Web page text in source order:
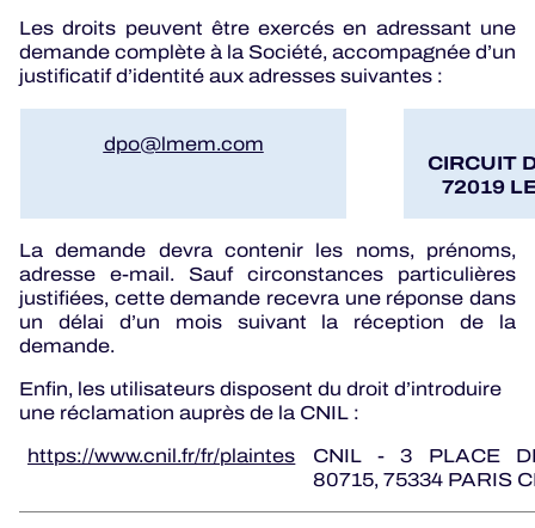
Les droits peuvent être exercés en adressant une
demande complète à la Société, accompagnée d’un
justificatif d’identité aux adresses suivantes :
dpo@lmem.com
CIRCUIT
72019
La demande devra contenir les noms, prénoms,
adresse e-mail. Sauf circonstances particulières
justifiées, cette demande recevra une réponse dans
un délai d’un mois suivant la réception de la
demande.
Enfin, les utilisateurs disposent du droit d’introduire
une réclamation auprès de la CNIL :
https://www.cnil.fr/fr/plaintes
CNIL - 3 PLACE
80715, 75334 PARIS